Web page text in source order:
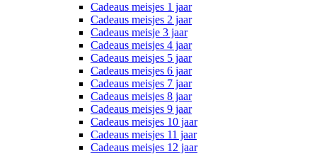
Cadeaus meisjes 1 jaar
Cadeaus meisjes 2 jaar
Cadeaus meisje 3 jaar
Cadeaus meisjes 4 jaar
Cadeaus meisjes 5 jaar
Cadeaus meisjes 6 jaar
Cadeaus meisjes 7 jaar
Cadeaus meisjes 8 jaar
Cadeaus meisjes 9 jaar
Cadeaus meisjes 10 jaar
Cadeaus meisjes 11 jaar
Cadeaus meisjes 12 jaar